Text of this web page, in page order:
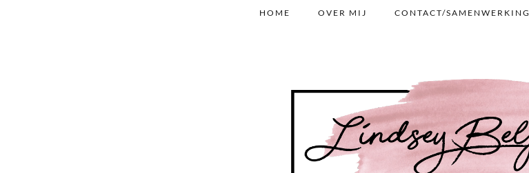
HOME OVER MIJ CONTACT/SAMENWERKING